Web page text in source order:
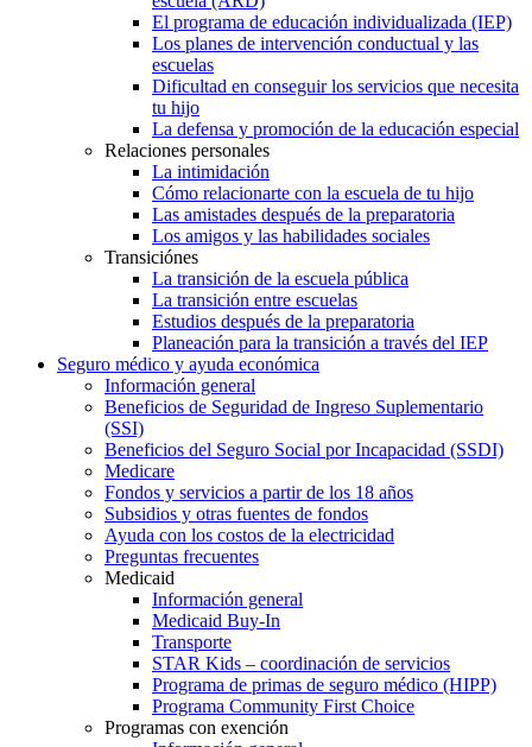
El programa de educación individualizada (IEP)
Los planes de intervención conductual y las
escuelas
Dificultad en conseguir los servicios que necesita
tu hijo
La defensa y promoción de la educación especial
Relaciones personales
La intimidación
Cómo relacionarte con la escuela de tu hijo
Las amistades después de la preparatoria
Los amigos y las habilidades sociales
Transiciónes
La transición de la escuela pública
La transición entre escuelas
Estudios después de la preparatoria
Planeación para la transición a través del IEP
Seguro médico y ayuda económica
Información general
Beneficios de Seguridad de Ingreso Suplementario
(SSI)
Beneficios del Seguro Social por Incapacidad (SSDI)
Medicare
Fondos y servicios a partir de los 18 años
Subsidios y otras fuentes de fondos
Ayuda con los costos de la electricidad
Preguntas frecuentes
Medicaid
Información general
Medicaid Buy-In
Transporte
STAR Kids – coordinación de servicios
Programa de primas de seguro médico (HIPP)
Programa Community First Choice
Programas con exención